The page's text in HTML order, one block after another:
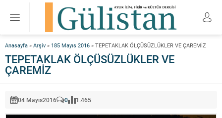
Anasayfa » Arşiv » 185 Mayıs 2016 » TEPETAKLAK ÖLÇÜSÜZLÜKLER VE ÇAREMİZ
TEPETAKLAK ÖLÇÜSÜZLÜKLER VE
ÇAREMİZ
04 Mayıs2016 0 1.465